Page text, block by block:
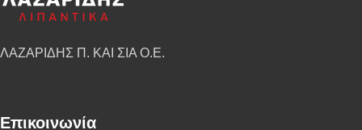
ΛΑΖΑΡΙΔΗΣ Π. ΚΑΙ ΣΙΑ Ο.Ε.
Επικοινωνία